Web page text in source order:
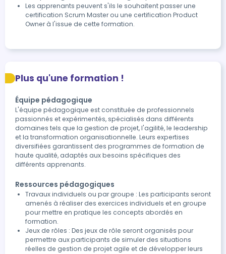
Les apprenants peuvent s'ils le souhaitent passer une
certification Scrum Master ou une certification Product
Owner à l'issue de cette formation.
Plus qu'une formation !
Équipe pédagogique
L'équipe pédagogique est constituée de professionnels
passionnés et expérimentés, spécialisés dans différents
domaines tels que la gestion de projet, l'agilité, le leadership
et la transformation organisationnelle. Leurs expertises
diversifiées garantissent des programmes de formation de
haute qualité, adaptés aux besoins spécifiques des
différents apprenants.
Ressources pédagogiques
Travaux individuels ou par groupe : Les participants seront
amenés à réaliser des exercices individuels et en groupe
pour mettre en pratique les concepts abordés en
formation.
Jeux de rôles : Des jeux de rôle seront organisés pour
permettre aux participants de simuler des situations
réelles de gestion de projet agile et de développer leurs